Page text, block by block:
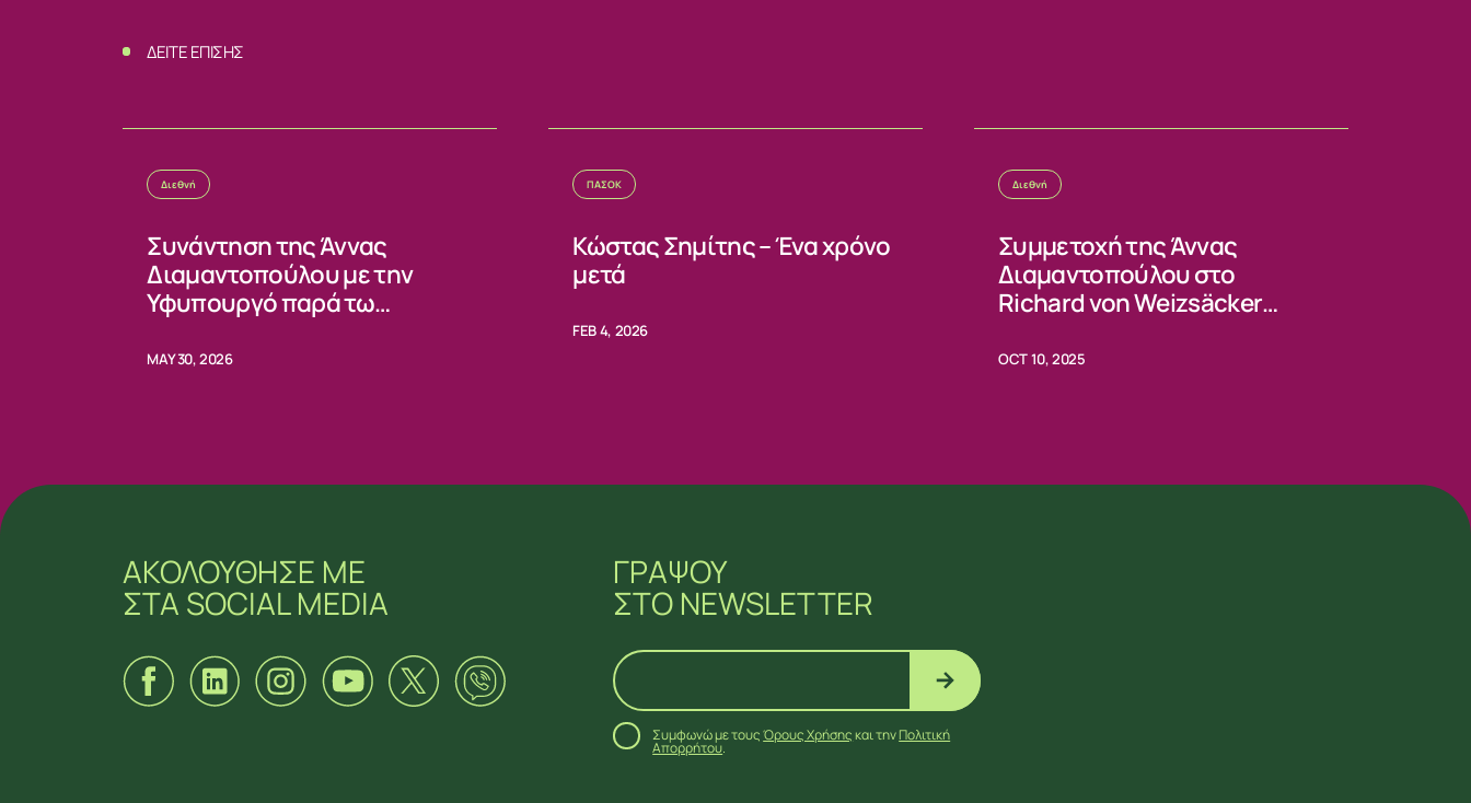
ΔΕΙΤΕ ΕΠΙΣΗΣ
Διεθνή
Συνάντηση της Άννας
Διαμαντοπούλου με την
Υφυπουργό παρά τω
MAY 30, 2026
ΠΑΣΟΚ
Κώστας Σημίτης – Ένα χρόνο
μετά
FEB 4, 2026
Διεθνή
Συμμετοχή της Άννας
Διαμαντοπούλου στο
Richard von Weizsäcker
OCT 10, 2025
ΑΚΟΛΟΥΘΗΣΕ ΜΕ
ΣΤΑ SOCIAL MEDIA
ΓΡΑΨΟΥ
ΣΤΟ NEWSLETTER
Συμφωνώ με τουςΌρους Χρήσηςκαι τηνΠολιτική
Απορρήτου.